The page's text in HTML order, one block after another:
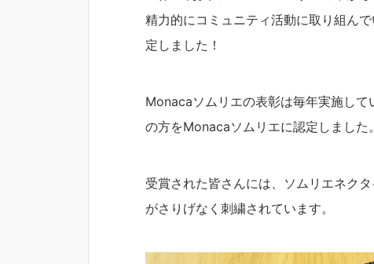
精力的にコミュニティ活動に取り組ん
定しました！
Monacaソムリエの表彰は毎年実施し
の方をMonacaソムリエに認定しました。
受賞された皆さんには、ソムリエネク
がさりげなく刺繍されています。